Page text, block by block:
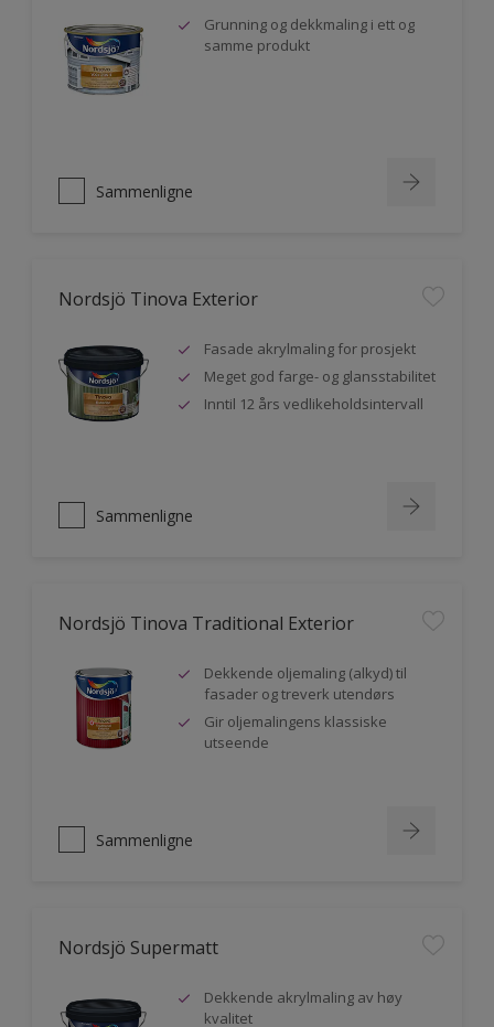
Grunning og dekkmaling i ett og
samme produkt
Sammenligne
Nordsjö Tinova Exterior
Fasade akrylmaling for prosjekt
Meget god farge- og glansstabilitet
Inntil 12 års vedlikeholdsintervall
Sammenligne
Nordsjö Tinova Traditional Exterior
Dekkende oljemaling (alkyd) til
fasader og treverk utendørs
Gir oljemalingens klassiske
utseende
Sammenligne
Nordsjö Supermatt
Dekkende akrylmaling av høy
kvalitet